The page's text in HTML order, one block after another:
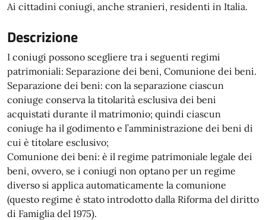
Ai cittadini coniugi, anche stranieri, residenti in Italia.
Descrizione
I coniugi possono scegliere tra i seguenti regimi
patrimoniali: Separazione dei beni, Comunione dei beni.
Separazione dei beni: con la separazione ciascun
coniuge conserva la titolarità esclusiva dei beni
acquistati durante il matrimonio; quindi ciascun
coniuge ha il godimento e l’amministrazione dei beni di
cui è titolare esclusivo;
Comunione dei beni: è il regime patrimoniale legale dei
beni, ovvero, se i coniugi non optano per un regime
diverso si applica automaticamente la comunione
(questo regime è stato introdotto dalla Riforma del diritto
di Famiglia del 1975).